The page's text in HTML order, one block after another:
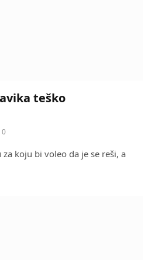
teško
0
koju bi voleo da je se reši, a